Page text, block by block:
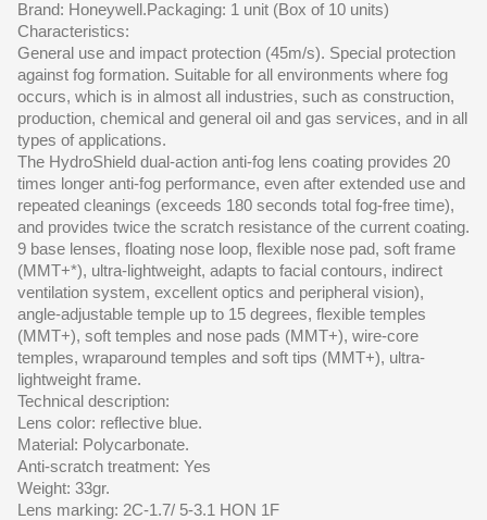
Brand: Honeywell.Packaging: 1 unit (Box of 10 units)
Characteristics:
General use and impact protection (45m/s). Special protection
against fog formation. Suitable for all environments where fog
occurs, which is in almost all industries, such as construction,
production, chemical and general oil and gas services, and in all
types of applications.
The HydroShield dual-action anti-fog lens coating provides 20
times longer anti-fog performance, even after extended use and
repeated cleanings (exceeds 180 seconds total fog-free time),
and provides twice the scratch resistance of the current coating.
9 base lenses, floating nose loop, flexible nose pad, soft frame
(MMT+*), ultra-lightweight, adapts to facial contours, indirect
ventilation system, excellent optics and peripheral vision),
angle-adjustable temple up to 15 degrees, flexible temples
(MMT+), soft temples and nose pads (MMT+), wire-core
temples, wraparound temples and soft tips (MMT+), ultra-
lightweight frame.
Technical description:
Lens color: reflective blue.
Material: Polycarbonate.
Anti-scratch treatment: Yes
Weight: 33gr.
Lens marking: 2C-1.7/ 5-3.1 HON 1F